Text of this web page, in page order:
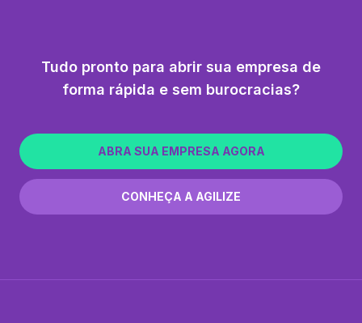
Tudo pronto para abrir sua empresa de
forma rápida e sem burocracias?
ABRA SUA EMPRESA AGORA
CONHEÇA A AGILIZE